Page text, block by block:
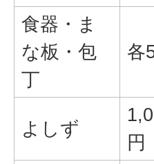
食器・ま
な板・包
丁
各
よしず
円